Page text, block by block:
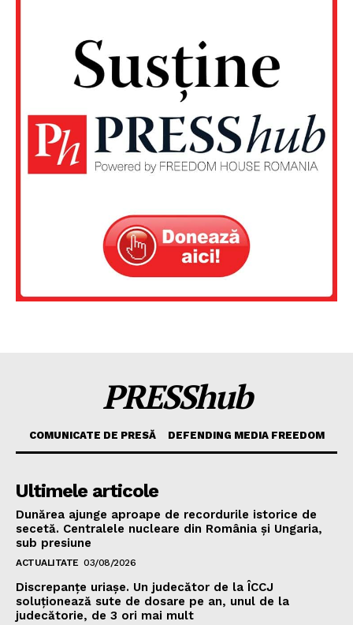
PRESShub
COMUNICATE DE PRESĂ DEFENDING MEDIA FREEDOM
Ultimele articole
Dunărea ajunge aproape de recordurile istorice de
secetă. Centralele nucleare din România și Ungaria,
sub presiune
ACTUALITATE 03/08/2026
Discrepanțe uriașe. Un judecător de la ÎCCJ
soluționează sute de dosare pe an, unul de la
judecătorie, de 3 ori mai mult